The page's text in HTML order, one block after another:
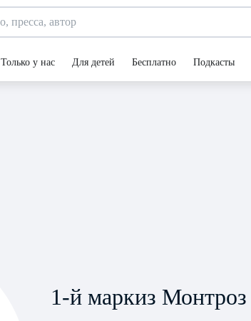
Только у нас Для детей Бесплатно Подкасты
1-й маркиз Монтроз